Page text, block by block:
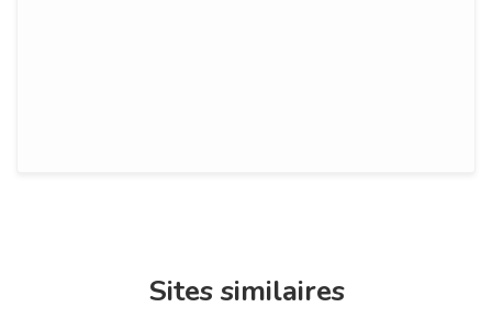
Sites similaires